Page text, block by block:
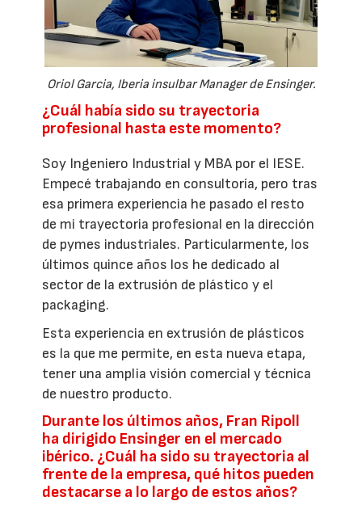
Oriol Garcia, Iberia insulbar Manager de Ensinger.
¿Cuál había sido su trayectoria
profesional hasta este momento?
Soy Ingeniero Industrial y MBA por el IESE.
Empecé trabajando en consultoría, pero tras
esa primera experiencia he pasado el resto
de mi trayectoria profesional en la dirección
de pymes industriales. Particularmente, los
últimos quince años los he dedicado al
sector de la extrusión de plástico y el
packaging.
Esta experiencia en extrusión de plásticos
es la que me permite, en esta nueva etapa,
tener una amplia visión comercial y técnica
de nuestro producto.
Durante los últimos años, Fran Ripoll
ha dirigido Ensinger en el mercado
ibérico. ¿Cuál ha sido su trayectoria al
frente de la empresa, qué hitos pueden
destacarse a lo largo de estos años?